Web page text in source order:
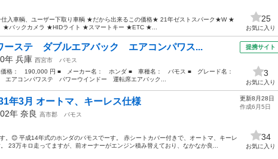
入車輌、ユーザー下取り車輌 ★だから出来るこの価格★ 21年ゼストスパーク★W ★
★バックカメラ ★HIDライト ★スマートキー ★ETC ★...
25
お気に入り
ーステ ダブルエアバック エアコンパワス...
年 兵庫 西宮市
バモス
格： 190,000 円 ■ メーカー名： ホンダ ■ 車種名： バモス ■ グレード名：
アコンパワステ パワーウインドー 運転席エアバック...
提携サイト
3
お気に入り
年3月 オートマ、キーレス仕様
年 奈良 高市郡
バモス
。😊 平成14年式のホンダのバモスでーす。 赤シートカバー付きで、オートマ、キーレ
23万キロ走ってますが、前オーナーがエンジン積み替えており、なかなか良...
更新8月28日
作成6月5日
34
お気に入り